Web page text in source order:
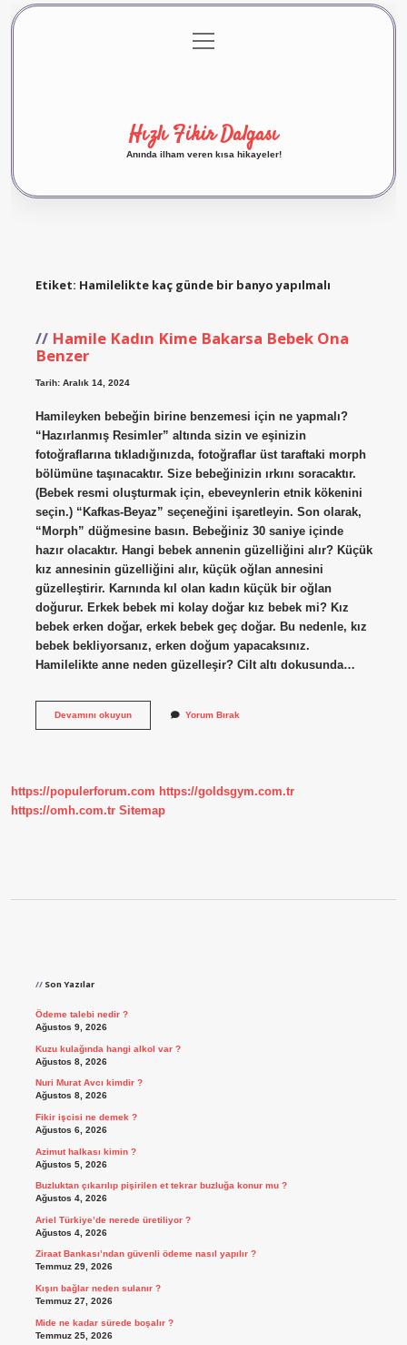
Gizlilik Politikası
menüyü
aç
Hızlı Fikir Dalgası
Anında ilham veren kısa hikayeler!
Etiket: Hamilelikte kaç günde bir banyo yapılmalı
Hamile Kadın Kime Bakarsa Bebek Ona
Benzer
Tarih: Aralık 14, 2024
Hamileyken bebeğin birine benzemesi için ne yapmalı?
“Hazırlanmış Resimler” altında sizin ve eşinizin
fotoğraflarına tıkladığınızda, fotoğraflar üst taraftaki morph
bölümüne taşınacaktır. Size bebeğinizin ırkını soracaktır.
(Bebek resmi oluşturmak için, ebeveynlerin etnik kökenini
seçin.) “Kafkas-Beyaz” seçeneğini işaretleyin. Son olarak,
“Morph” düğmesine basın. Bebeğiniz 30 saniye içinde
hazır olacaktır. Hangi bebek annenin güzelliğini alır? Küçük
kız annesinin güzelliğini alır, küçük oğlan annesini
güzelleştirir. Karnında kıl olan kadın küçük bir oğlan
doğurur. Erkek bebek mi kolay doğar kız bebek mi? Kız
bebek erken doğar, erkek bebek geç doğar. Bu nedenle, kız
bebek bekliyorsanız, erken doğum yapacaksınız.
Hamilelikte anne neden güzelleşir? Cilt altı dokusunda…
Devamını okuyunHamile
Benzer
Yorum Bırak
https://populerforum.com https://goldsgym.com.tr
https://omh.com.tr Sitemap
Son Yazılar
Ödeme talebi nedir ?
Ağustos 9, 2026
Kuzu kulağında hangi alkol var ?
Ağustos 8, 2026
Nuri Murat Avcı kimdir ?
Ağustos 8, 2026
Fikir işcisi ne demek ?
Ağustos 6, 2026
Azimut halkası kimin ?
Ağustos 5, 2026
Buzluktan çıkarılıp pişirilen et tekrar buzluğa konur mu ?
Ağustos 4, 2026
Ariel Türkiye’de nerede üretiliyor ?
Ağustos 4, 2026
Ziraat Bankası’ndan güvenli ödeme nasıl yapılır ?
Temmuz 29, 2026
Kışın bağlar neden sulanır ?
Temmuz 27, 2026
Mide ne kadar sürede boşalır ?
Temmuz 25, 2026